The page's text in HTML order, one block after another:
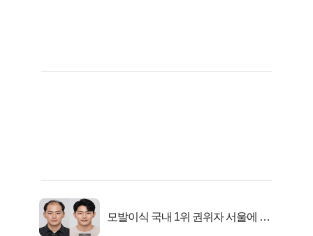
모발이식 국내 1위 권위자 서울에 있